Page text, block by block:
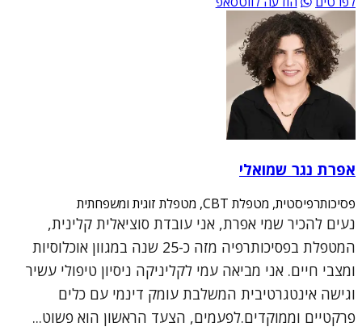
אפרת נגר שמואלי
פסיכותרפיסטית, מטפלת CBT, מטפלת זוגית ומשפחתית
נעים להכיר שמי אפרת, אני עובדת סוציאלית קלינית,
המטפלת בפסיכותרפיה מזה כ-25 שנה במגוון אוכלוסיות
ומצבי חיים. אני מביאה עמי לקליניקה ניסיון טיפולי עשיר
וגישה אינטגרטיבית המשלבת עומק דינמי עם כלים
פרקטיים וממוקדים.לפעמים, הצעד הראשון הוא פשוט...